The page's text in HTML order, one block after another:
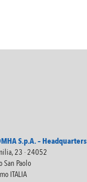
S.p.A. – Headquarters
23 · 24052
San Paolo
ITALIA